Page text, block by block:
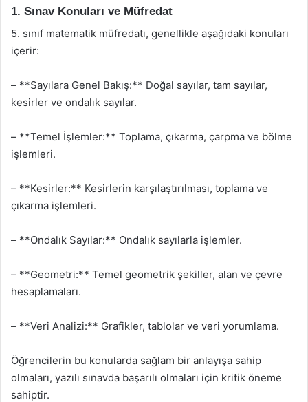
1. Sınav Konuları ve Müfredat
5. sınıf matematik müfredatı, genellikle aşağıdaki konuları
içerir:
– **Sayılara Genel Bakış:** Doğal sayılar, tam sayılar,
kesirler ve ondalık sayılar.
– **Temel İşlemler:** Toplama, çıkarma, çarpma ve bölme
işlemleri.
– **Kesirler:** Kesirlerin karşılaştırılması, toplama ve
çıkarma işlemleri.
– **Ondalık Sayılar:** Ondalık sayılarla işlemler.
– **Geometri:** Temel geometrik şekiller, alan ve çevre
hesaplamaları.
– **Veri Analizi:** Grafikler, tablolar ve veri yorumlama.
Öğrencilerin bu konularda sağlam bir anlayışa sahip
olmaları, yazılı sınavda başarılı olmaları için kritik öneme
sahiptir.